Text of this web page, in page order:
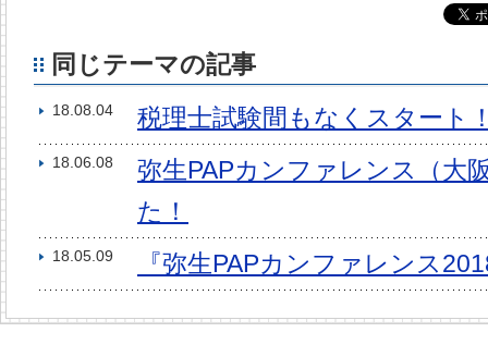
同じテーマの記事
18.08.04 税理士試験間もなくスタート
18.06.08
弥生PAPカンファレンス（大
た！
18.05.09 『弥生PAPカンファレンス